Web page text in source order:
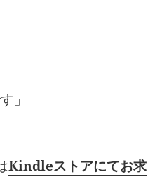
」
Kindleストアにてお求